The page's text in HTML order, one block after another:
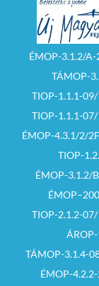
ÉMOP-3.1.2/
TÁMOP-
TIOP-1.1.1-
TIOP-1.1.1-
ÉMOP-4.3.1/2/
TIOP-
ÉMOP-3.1.2/
TIOP-2.1.2-
TÁMOP-3.1.4-
ÉMOP-